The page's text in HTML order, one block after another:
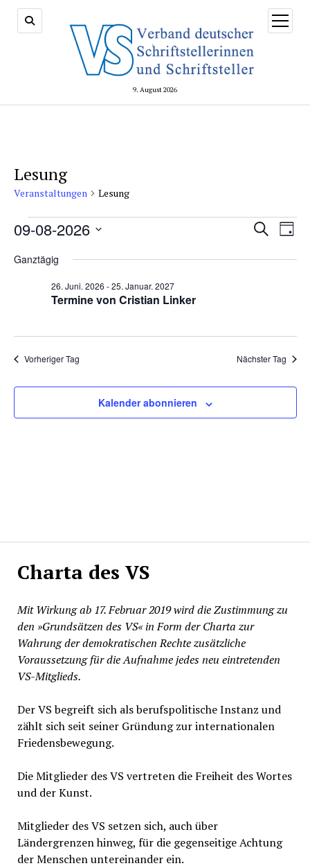
9. August 2026
Menü
öffnen
Charta des VS
Mit Wirkung ab 17. Februar 2019 wird die Zustimmung zu
den »Grundsätzen des VS« in Form der Charta zur
Wahrung der demokratischen Rechte zusätzliche
Voraussetzung für die Aufnahme jedes neu eintretenden
VS-Mitglieds.
Der VS begreift sich als berufspolitische Instanz und
zählt sich seit seiner Gründung zur internationalen
Friedensbewegung.
Die Mitglieder des VS vertreten die Freiheit des Wortes
und der Kunst.
Mitglieder des VS setzen sich, auch über
Ländergrenzen hinweg, für die gegenseitige Achtung
der Menschen untereinander ein.
Lesung
Veranstaltungen Lesung
Veranstaltungen
for
9.
und
SucheTag
09-08-2026
wählen.
Ganztägig
Termine von Cristian Linker
26. Juni. 2026 -25. Januar. 2027
Vorheriger Tag Nächster Tag
Kalender abonnieren